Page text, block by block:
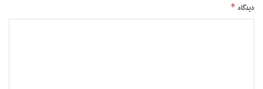
دیدگاه *